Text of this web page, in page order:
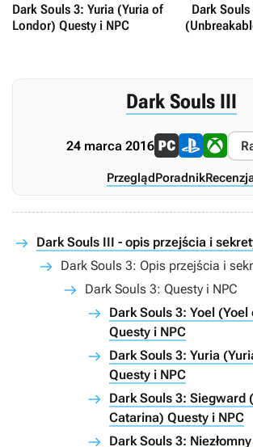
Dark Souls 3: Yuria (Yuria of
Londor) Questy i NPC
Dark
Dark Souls III
24 marca 2016
PrzeglądPoradnik
Dark Souls III - opis przejścia i
Dark Souls 3: Opis przejścia i
Dark Souls 3: Questy i NPC
Dark Souls 3: Yoel
Questy i NPC
Dark Souls 3: Yuria
Questy i NPC
Dark Souls 3: Siegward
Catarina) Questy i NPC
Dark Souls 3: